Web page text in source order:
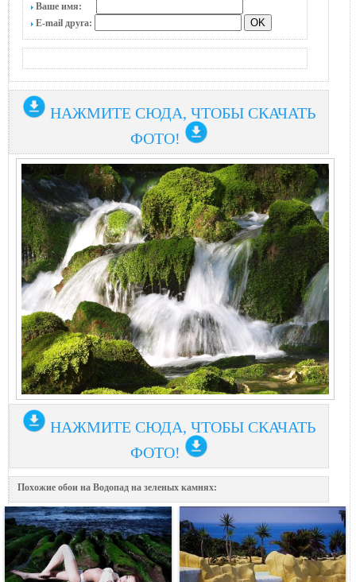
Ваше имя:
E-mail друга:
НАЖМИТЕ СЮДА, ЧТОБЫ СКАЧАТЬ
ФОТО!
НАЖМИТЕ СЮДА, ЧТОБЫ СКАЧАТЬ
ФОТО!
Похожие обои на Водопад на зеленых камнях: